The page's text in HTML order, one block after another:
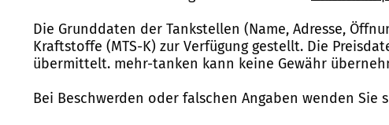
Die Grunddaten der Tankstellen (Name, Adresse,
Kraftstoffe (MTS-K) zur Verfügung gestellt. Die
übermittelt. mehr-tanken kann keine Gewähr
Bei Beschwerden oder falschen Angaben wenden Sie